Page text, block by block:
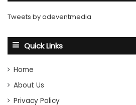
Tweets by adeventmedia
Quick Links
Home
About Us
Privacy Policy